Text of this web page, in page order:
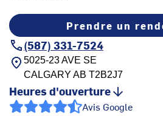
Prendre un
(587) 331-7524
5025-23 AVE SE
CALGARY AB T2B2J7
Heures d'ouverture
Avis Google